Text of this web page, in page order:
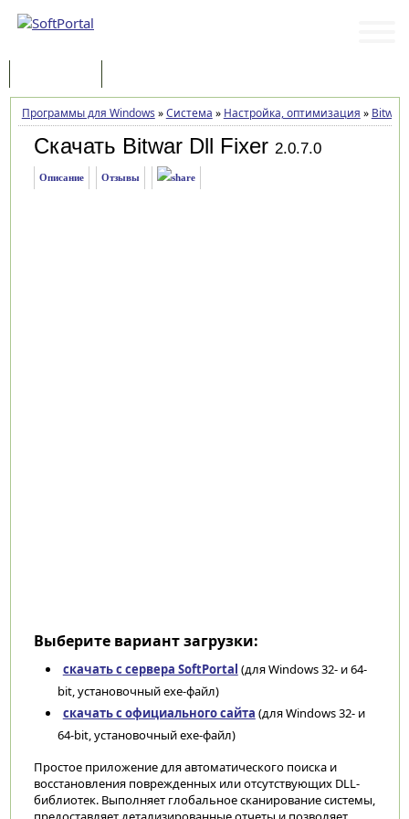
Программы для Windows »Система » Настройка, оптимизация » Bitwar
Скачать Bitwar Dll Fixer 2.0.7.0
Описание Отзывы
Выберите вариант загрузки:
скачать с сервера SoftPortal (для Windows 32- и 64-
bit, установочный exe-файл)
скачать с официального сайта (для Windows 32- и
64-bit, установочный exe-файл)
Простое приложение для автоматического поиска и
восстановления поврежденных или отсутствующих DLL-
библиотек. Выполняет глобальное сканирование системы,